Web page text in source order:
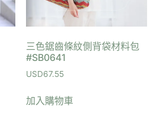
三色鋸齒條紋側背袋材料包
#SB0641
USD67.55
加入購物車